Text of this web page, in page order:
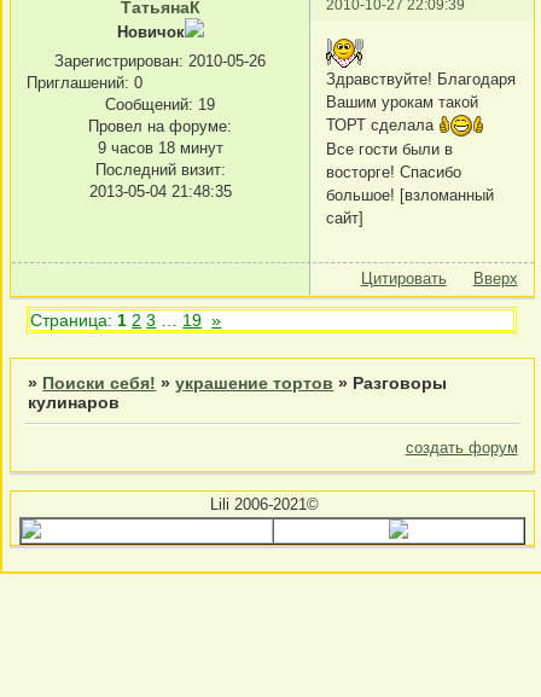
2010-10-27 22:09:39
ТатьянаК
Новичок
Зарегистрирован: 2010-05-26
Приглашений: 0
Сообщений: 19
Провел на форуме:
9 часов 18 минут
Последний визит:
2013-05-04 21:48:35
Здравствуйте! Благодаря
Вашим урокам такой
ТОРТ сделала
Все гости были в
восторге! Спасибо
большое! [взломанный
сайт]
Цитировать Вверх
Страница: 1 2 3 19 »
» Поиски себя! »украшение тортов » Разговоры
кулинаров
создать форум
Lili 2006-2021©